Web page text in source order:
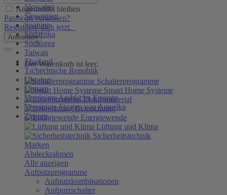
Slowakei
Slowenien
Spanien
Südafrika
Südkorea
Taiwan
Thailand
Tschechische Republik
Ukraine
Ungarn
Vereinigte Arabische Emirate
Vereinigte Staaten von Amerika
Zypern
Angemeldet bleiben
Passwort vergessen?
Registriere dich jetzt.
Anmelden
Der Warenkorb ist leer.
Schalterprogramme
Smart Home Systeme
Elektromaterial
Beleuchtung
Energiewende
Lüftung und Klima
Sicherheitstechnik
Marken
Abdeckrahmen
Alle anzeigen
Aufputzprogramme
Aufputzkombinationen
Aufputzschalter